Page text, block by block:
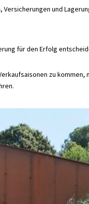
und
für den Erfolg
zu